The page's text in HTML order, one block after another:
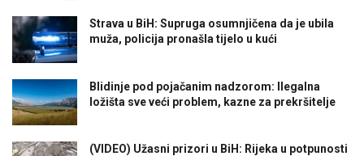
Strava u BiH: Supruga osumnjičena da je ubila
muža, policija pronašla tijelo u kući
Blidinje pod pojačanim nadzorom: Ilegalna
ložišta sve veći problem, kazne za prekršitelje
(VIDEO) Užasni prizori u BiH: Rijeka u potpunosti